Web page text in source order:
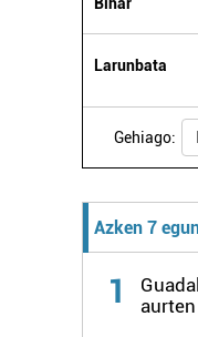
erabiltzen dituen
Bazkide batzuek ez
bazkideen zerrenda,
duten interes
Lortu zure datu
buruzko informazio
datuen atalean.
zure baimena
Larunbata
Gehiago:
Azken 7
1